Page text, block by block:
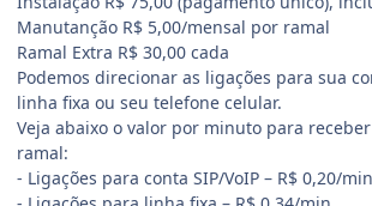
Manutanção R$ 5,00/mensal por ramal
Ramal Extra R$ 30,00 cada
Podemos direcionar as ligações para sua
linha fixa ou seu telefone celular.
Veja abaixo o valor por minuto para
ramal:
- Ligações para conta SIP/VoIP – R$ 0,20/min